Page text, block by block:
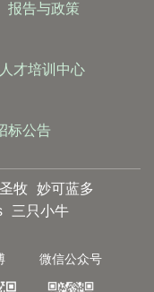
报告与政策
才培训中心
标公告
牧 妙可蓝多
三只小牛
微信公众号